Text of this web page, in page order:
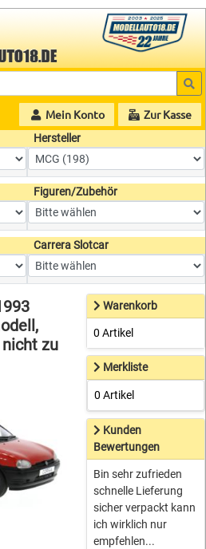
Mein Konto Zur Kasse
Hersteller
Figuren/Zubehör
Carrera Slotcar
zu
Warenkorb
0 Artikel
Merkliste
0 Artikel
Kunden
Bewertungen
Bin sehr zufrieden
schnelle Lieferung
sicher verpackt kann
ich wirklich nur
empfehlen...